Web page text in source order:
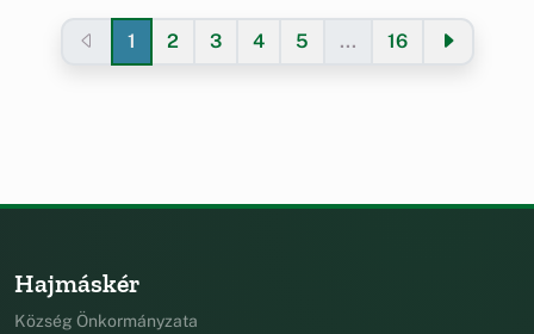
1 2 3 4 5 ... 16
Hajmáskér
Község Önkormányzata